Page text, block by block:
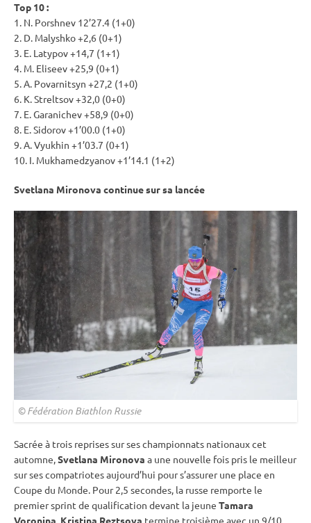
Top 10 :
1. N. Porshnev 12’27.4 (1+0)
2. D. Malyshko +2,6 (0+1)
3. E. Latypov +14,7 (1+1)
4. M. Eliseev +25,9 (0+1)
5. A. Povarnitsyn +27,2 (1+0)
6. K. Streltsov +32,0 (0+0)
7. E. Garanichev +58,9 (0+0)
8. E. Sidorov +1’00.0 (1+0)
9. A. Vyukhin +1’03.7 (0+1)
10. I. Mukhamedzyanov +1’14.1 (1+2)
Svetlana Mironova continue sur sa lancée
© Fédération Biathlon Russie
Sacrée à trois reprises sur ses championnats nationaux cet
automne,Svetlana Mironova a une nouvelle fois pris le meilleur
sur ses compatriotes aujourd’hui pour s’assurer une place en
Coupe du Monde. Pour 2,5 secondes, la russe remporte le
premiersprint de qualification devant la jeune Tamara
Voronina Kristina Reztsova termine troisième avec un 9/10